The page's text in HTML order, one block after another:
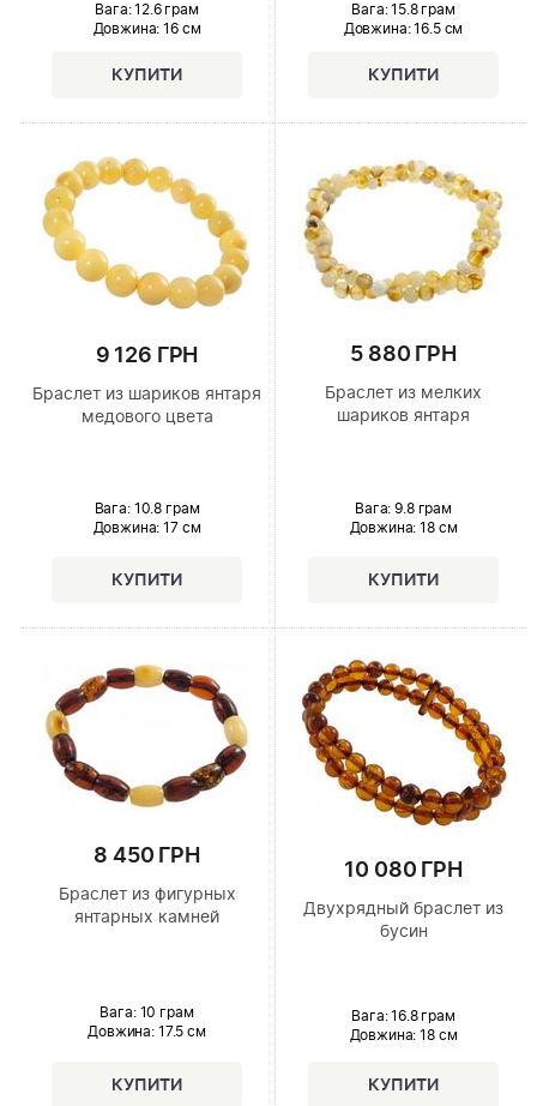
Вага: 12.6 грам
Довжина: 16 см
Вага: 15.8 грам
Довжина:16.5 см
9 126 ГРН
Браслет из шариков янтаря
медового цвета
Вага: 10.8 грам
Довжина: 17 см
5 880 ГРН
Браслет из мелких
шариков янтаря
Вага: 9.8 грам
Довжина: 18 см
8 450 ГРН
Браслет из фигурных
янтарных камней
Вага: 10 грам
Довжина: 17.5 см
10 080 ГРН
Двухрядный браслет из
бусин
Вага: 16.8 грам
Довжина: 18 см